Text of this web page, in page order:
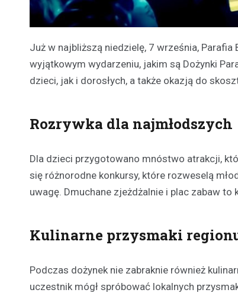
Już w najbliższą niedzielę, 7 września,
wyjątkowym wydarzeniu, jakim są Dożynki
dzieci, jak i dorosłych, a także okazją do
Rozrywka dla najmłodszych
Dla dzieci przygotowano mnóstwo atrakcji,
się różnorodne konkursy, które rozweselą
uwagę. Dmuchane zjeżdżalnie i plac zabaw
Kulinarne przysmaki
Podczas dożynek nie zabraknie również
uczestnik mógł spróbować lokalnych